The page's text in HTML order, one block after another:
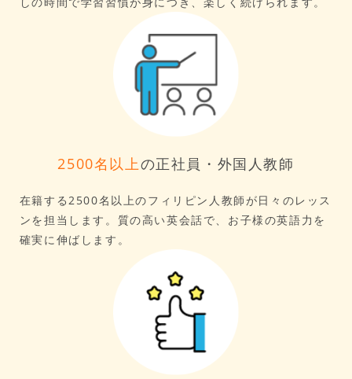
2500名以上の正社員・外国人教師
在籍する2500名以上のフィリピン人教師が日々のレッス
ンを担当します。質の高い英会話で、お子様の英語力を
確実に伸ばします。